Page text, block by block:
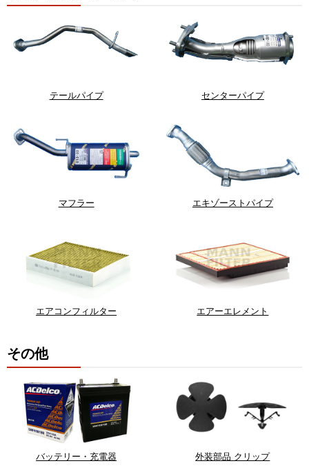
テールパイプ センターパイプ
マフラー エキゾーストパイプ
エアコンフィルター エアーエレメント
その他
バッテリー・充電器 外装部品 クリップ